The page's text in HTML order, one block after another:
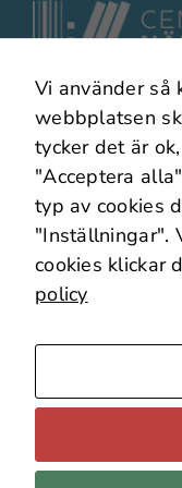
I samarbete
Om Cookies
Källäget –
© Copyright
Vi använder så
webbplatsen
tycker det är
"Acceptera
typ av cookies
"Inställningar".
cookies klickar
policy